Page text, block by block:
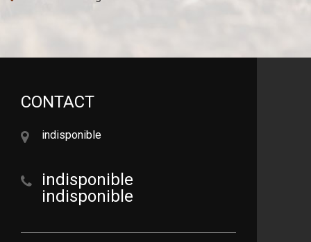
CONTACT
indisponible
indisponible
indisponible